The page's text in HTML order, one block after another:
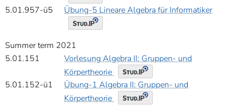
5.01.957-ü5 Übung-5 Lineare Algebra für Informatiker
Summer term 2021
5.01.151
Vorlesung Algebra II: Gruppen- und
Körpertheorie
5.01.152-ü1
Übung-1 Algebra II: Gruppen- und
Körpertheorie